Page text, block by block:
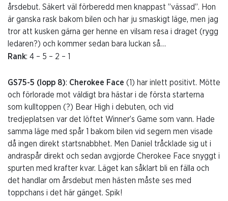
årsdebut. Säkert väl förberedd men knappast ”vässad”. Hon
är ganska rask bakom bilen och har ju smaskigt läge, men jag
tror att kusken gärna ger henne en vilsam resa i draget (rygg
ledaren?) och kommer sedan bara luckan så…
Rank: 4 – 5 – 2 – 1
GS75-5 (lopp 8): Cherokee Face (1) har inlett positivt. Mötte
och förlorade mot väldigt bra hästar i de första starterna
som kulltoppen (?) Bear High i debuten, och vid
tredjeplatsen var det löftet Winner’s Game som vann. Hade
samma läge med spår 1 bakom bilen vid segern men visade
då ingen direkt startsnabbhet. Men Daniel tråcklade sig ut i
andraspår direkt och sedan avgjorde Cherokee Face snyggt i
spurten med krafter kvar. Läget kan såklart bli en fälla och
det handlar om årsdebut men hästen måste ses med
toppchans i det här gänget. Spik!